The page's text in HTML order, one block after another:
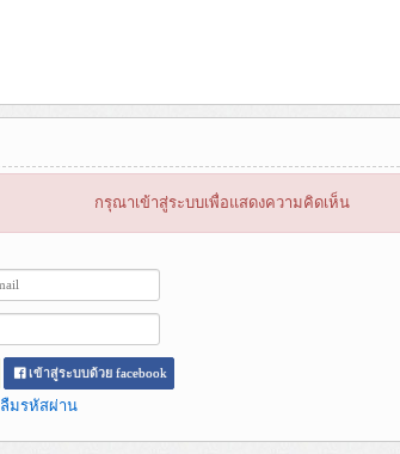
กรุณาเข้าสู่ระบบเพื่อแสดงความคิดเห็น
เข้าสู่ระบบด้วย facebook
ลืมรหัสผ่าน